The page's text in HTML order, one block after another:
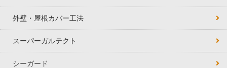
外壁・屋根カバー工法
スーパーガルテクト
シーガード